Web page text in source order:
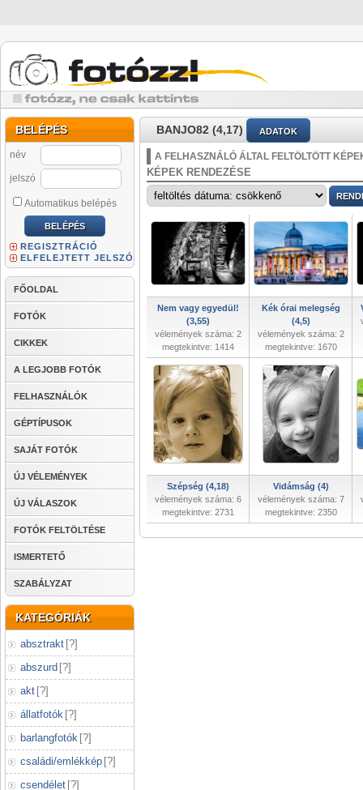
BELÉPÉS
név
jelszó
Automatikus belépés
REGISZTRÁCIÓ
ELFELEJTETT JELSZÓ
FŐOLDAL
FOTÓK
CIKKEK
A LEGJOBB FOTÓK
FELHASZNÁLÓK
GÉPTÍPUSOK
SAJÁT FOTÓK
ÚJ VÉLEMÉNYEK
ÚJ VÁLASZOK
FOTÓK FELTÖLTÉSE
ISMERTETŐ
SZABÁLYZAT
KATEGÓRIÁK
absztrakt [?]
abszurd [?]
akt [?]
állatfotók [?]
barlangfotók [?]
családi/emlékkép [?]
csendélet [?]
BANJO82 (4,17) ADATOK
A FELHASZNÁLÓ ÁLTAL FELTÖLTÖTT
KÉPEK RENDEZÉSE
Nem vagy egyedül!
(3,55)
vélemények száma: 2
megtekintve: 1414
Kék órai melegség
(4,5)
vélemények száma: 2
megtekintve: 1670
Szépség (4,18)
vélemények száma: 6
megtekintve: 2731
Vidámság (4)
vélemények száma: 7
megtekintve: 2350